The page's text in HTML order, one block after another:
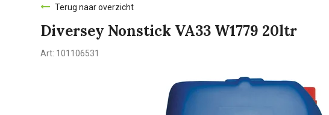
Terug naar overzicht
Diversey Nonstick VA33 W1779 20ltr
Art: 101106531